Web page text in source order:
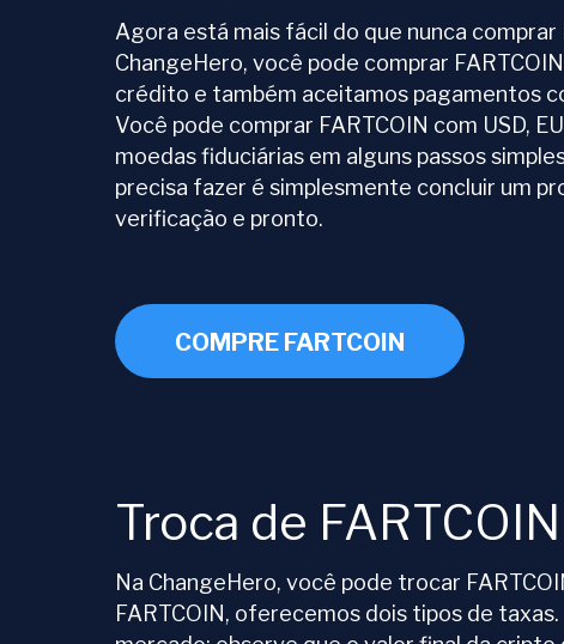
Agora está mais fácil do que nunca comprar
ChangeHero, você pode comprar
crédito e também aceitamos pagamentos
Você pode comprar FARTCOIN com USD,
moedas fiduciárias em alguns passos
precisa fazer é simplesmente concluir um
verificação e pronto.
COMPRE FARTCOIN
Troca de FARTCOIN
Na ChangeHero, você pode trocar
FARTCOIN, oferecemos dois tipos de